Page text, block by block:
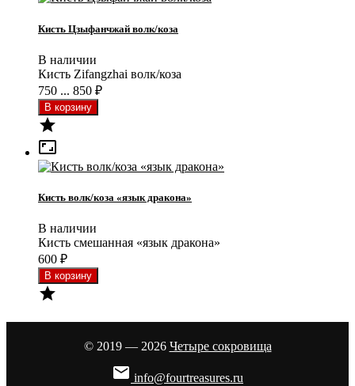
Кисть Цзыфанчжай волк/коза
В наличии
Кисть Zifangzhai волк/коза
750 ... 850 ₽


Кисть волк/коза «язык дракона»
В наличии
Кисть смешанная «язык дракона»
600 ₽

© 2019 — 2026 Четыре сокровища
 info@fourtreasures.ru